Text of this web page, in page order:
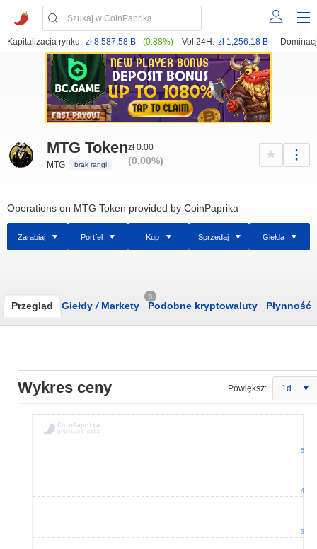
Kapitalizacja rynku: zł 8,587.58 B (0.88%) Vol 24H: zł 1,256.18 B
MTG Token
MTG brak rangi
zł 0.00
(0.00%)
Operations on MTG Token provided by CoinPaprika
Zarabiaj Portfel Kup Sprzedaj Giełda
Przegląd Giełdy /Markety
0
Podobne kryptowaluty Płynność
Wykres ceny Powiększ: 1d
3
4
5